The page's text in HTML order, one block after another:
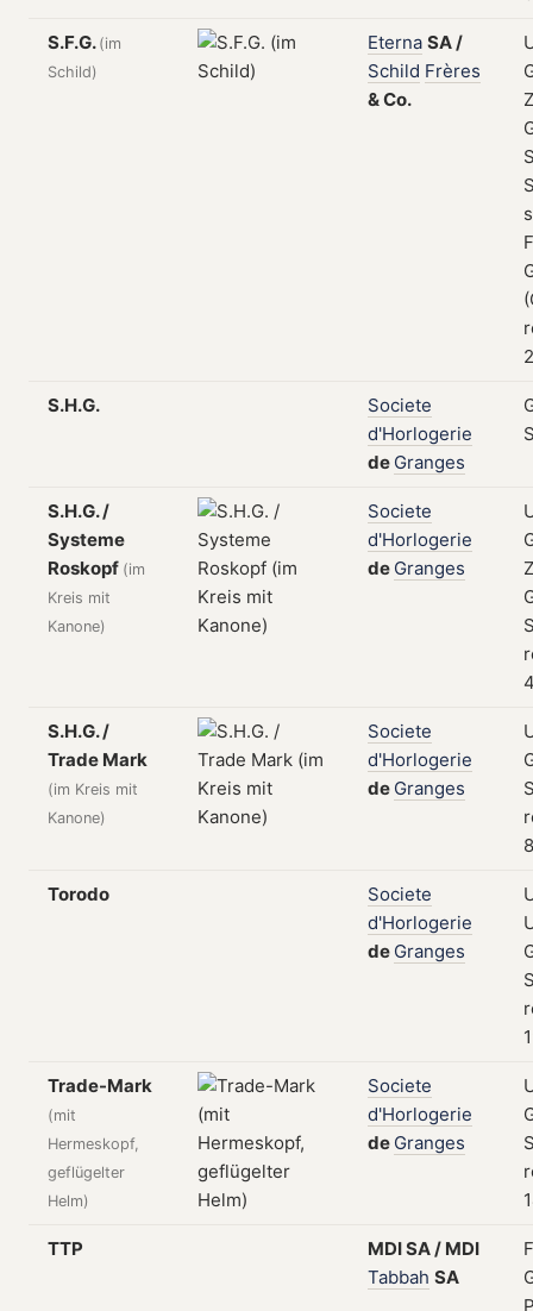
S.F.G. (im
Schild)
Eterna SA/
Schild Frères
&Co.
S.H.G.
Societe
d'Horlogerie
de Granges
S.H.G. /
Systeme
Roskopf (im
Kreis mit
Kanone)
Societe
d'Horlogerie
de Granges
S.H.G. /
Trade Mark
(im Kreis mit
Kanone)
Societe
d'Horlogerie
de Granges
Torodo
Societe
d'Horlogerie
de Granges
Trade-Mark
(mit
Hermeskopf,
geflügelter
Helm)
Societe
d'Horlogerie
de Granges
TTP MDISA/ MDI
Tabbah SA